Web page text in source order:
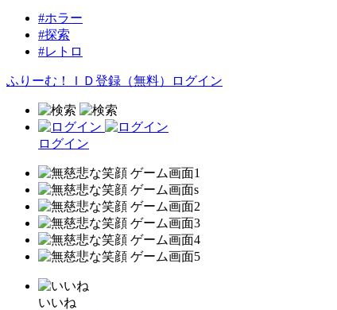
#ホラー
#探索
#レトロ
ふりーむ！ＩＤ登録（無料） ログイン
ログイン
いいね